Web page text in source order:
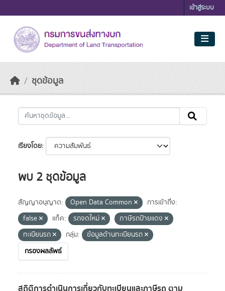
เข้าสู่ระบบ
ชุดข้อมูล
เรียงโดย
พบ 2 ชุดข้อมูล
สัญญาอนุญาต: Open Data Common
การเข้าถึง:
false
แท็ค: รถจดใหม่
ภาษีรถป้ายแดง
ทะเบียนรถ
กลุ่ม:
ข้อมูลด้านทะเบียนรถ
กรองผลลัพธ์